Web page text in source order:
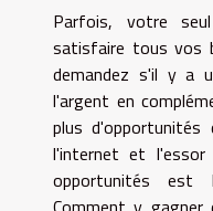
Parfois, votre
satisfaire tous vos
demandez s'il y a
l'argent en
plus
l'internet et l'essor
opportunités est